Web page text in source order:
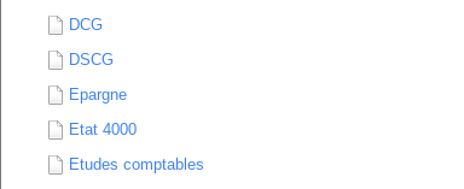
DCG
DSCG
Epargne
Etat 4000
Etudes comptables